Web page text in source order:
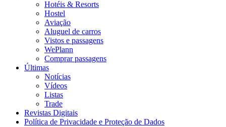
Hotéis & Resorts
Hostel
Aviação
Aluguel de carros
Vistos e passagens
WePlann
Comprar passagens
Últimas
Notícias
Vídeos
Listas
Trade
Revistas Digitais
Política de Privacidade e Proteção de Dados